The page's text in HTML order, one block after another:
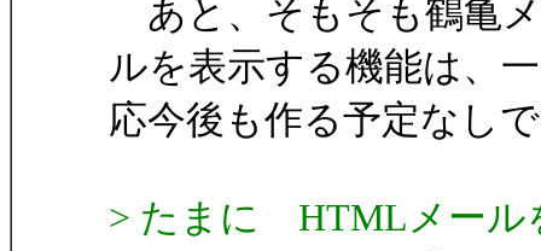
あと、そもそも鶴亀
ルを表示する機能は、一
応今後も作る予定なし
> たまに HTMLメール